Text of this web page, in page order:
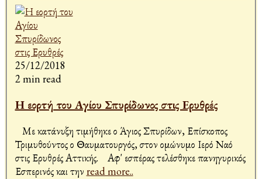
25/12/2018
2 min read
Η εορτή του Αγίου Σπυρίδωνος στις Ερυθρές
Με κατάνυξη τιμήθηκε ο Άγιος Σπυρίδων, Επίσκοπος
Τριμυθούντος ο Θαυματουργός, στον ομώνυμο Ιερό Ναό
στις Ερυθρές Αττικής. Αφ' εσπέρας τελέσθηκε πανηγυρικός
Εσπερινός και την read more..